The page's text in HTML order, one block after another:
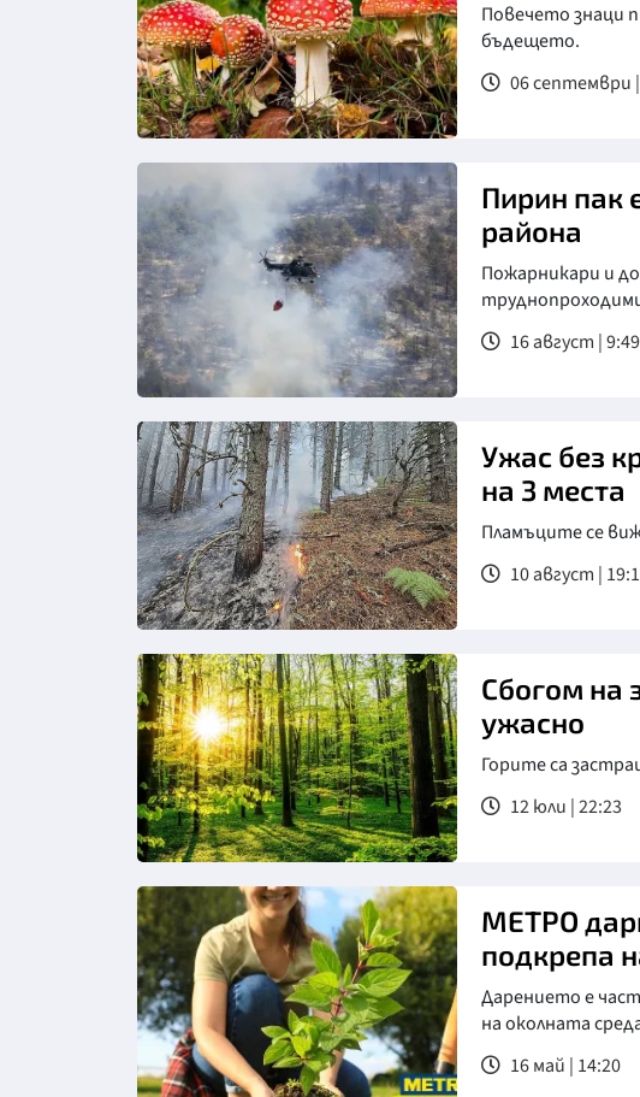
Повечето знаци
бъдещето.
06 септември
Пирин пак
района
Пожарникари и
16 август | 9:49
Ужас без
на 3 места
Пламъците се
10 август |
Сбогом на
ужасно
Горите са
12 юли | 22:23
МЕТРО
подкрепа
Дарението е
на околната
16 май | 14:20